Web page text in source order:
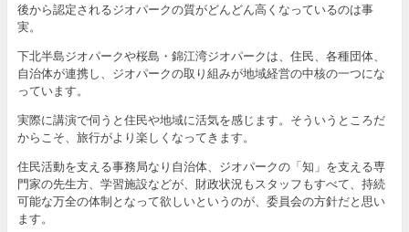
後から認定されるジオパークの質がどんどん高くなっているのは事
実。
下北半島ジオパークや桜島・錦江湾ジオパークは、住民、各種団体、
自治体が連携し、ジオパークの取り組みが地域経営の中核の一つにな
っています。
実際に講演で伺うと住民や地域に活気を感じます。そういうところだ
からこそ、旅行がより楽しくなってきます。
住民活動を支える事務局なり自治体、ジオパークの「知」を支える専
門家の先生方、学習施設などが、財政状況もスタッフもすべて、持続
可能な万全の体制となって欲しいというのが、委員会の方針だと思い
ます。